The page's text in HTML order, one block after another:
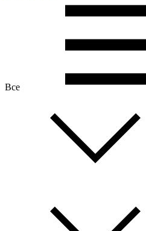
Все